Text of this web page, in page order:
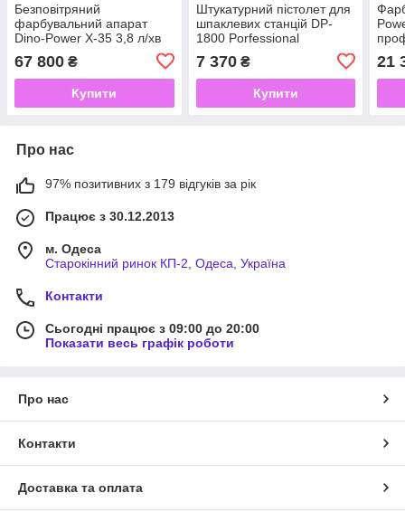
Безповітряний
фарбувальний апарат
Dino-Power X-35 3,8 л/хв
67 800 ₴
Купити
Штукатурний пістолет для
шпаклевих станцій DP-
1800 Porfessional
7 370₴
Купити
21
Про нас
97% позитивних з 179 відгуків за рік
Працює з 30.12.2013
м. Одеса
Старокінний ринок КП-2, Одеса, Україна
Контакти
Сьогодні працює з 09:00 до 20:00
Показати весь графік роботи
Про нас
Контакти
Доставка та оплата